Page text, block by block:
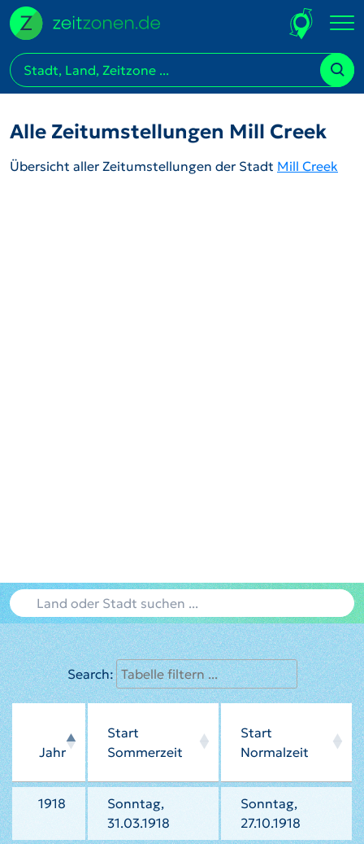
Alle Zeitumstellungen Mill Creek
Übersicht aller Zeitumstellungen der Stadt Mill Creek
Search:
Jahr
Start
Sommerzeit
Start
Normalzeit
1918
Sonntag,
31.03.1918
Sonntag,
27.10.1918